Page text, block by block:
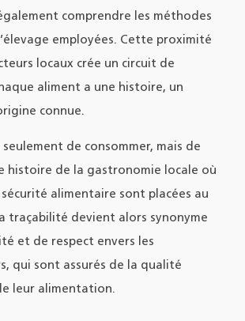
comprendre les méthodes
employées. Cette proximité
locaux crée un circuit de
aliment a une histoire, un
connue.
seulement de consommer, mais de
histoire de la gastronomie locale où
alimentaire sont placées au
traçabilité devient alors synonyme
et de respect envers les
qui sont assurés de la qualité
leur alimentation.